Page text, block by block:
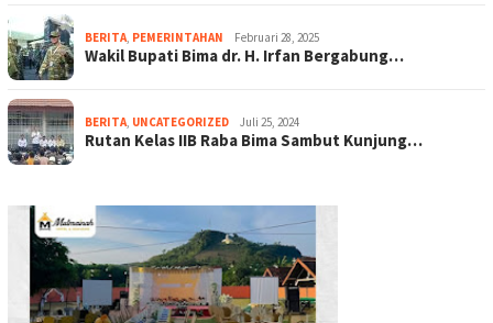
BERITA, PEMERINTAHAN Februari 28, 2025
Wakil Bupati Bima dr. H. Irfan Bergabung…
BERITA, UNCATEGORIZED Juli 25, 2024
Rutan Kelas IIB Raba Bima Sambut Kunjung…